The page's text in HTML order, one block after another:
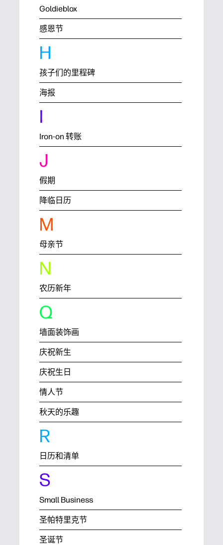
Goldieblox
感恩节
H
孩子们的里程碑
海报
I
Iron-on 转账
J
假期
降临日历
M
母亲节
N
农历新年
Q
墙面装饰画
庆祝新生
庆祝生日
情人节
秋天的乐趣
R
日历和清单
S
Small Business
圣帕特里克节
圣诞节